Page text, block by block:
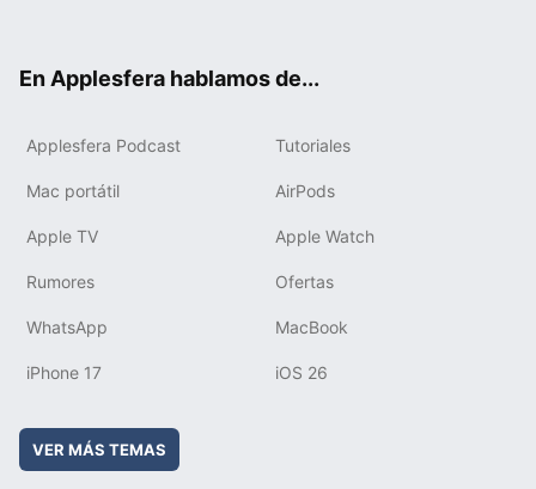
En Applesfera hablamos de...
Applesfera Podcast Tutoriales
Mac portátil AirPods
Apple TV Apple Watch
Rumores Ofertas
WhatsApp MacBook
iPhone 17 iOS 26
VER MÁS TEMAS